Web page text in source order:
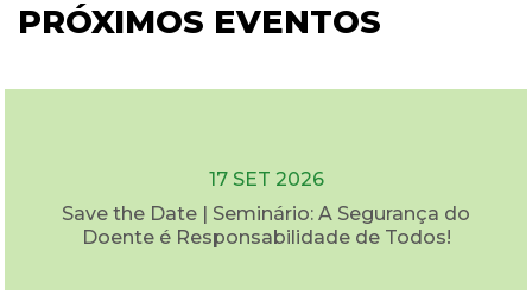
PRÓXIMOS EVENTOS
17 SET 2026
Save the Date | Seminário: A Segurança do
Doente é Responsabilidade de Todos!